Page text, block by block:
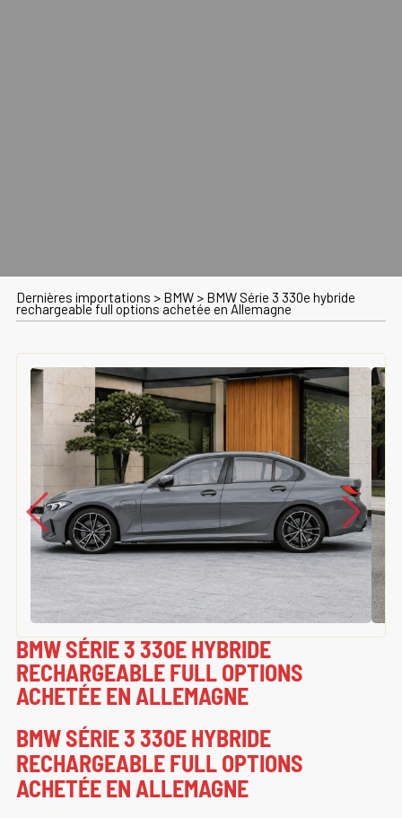
Dernières importations > BMW> BMW Série 3 330e hybride
rechargeable full options achetée en Allemagne
BMW SÉRIE 3 330E HYBRIDE
RECHARGEABLE FULL OPTIONS
ACHETÉE EN ALLEMAGNE
BMW SÉRIE 3 330E HYBRIDE
RECHARGEABLE FULL OPTIONS
ACHETÉE EN ALLEMAGNE